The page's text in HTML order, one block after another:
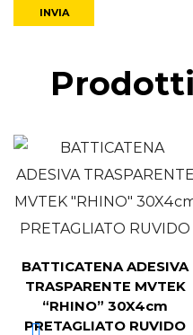
BATTICATENA ADESIVA
TRASPARENTE MVTEK
“RHINO” 30X4cm
PRETAGLIATO RUVIDO